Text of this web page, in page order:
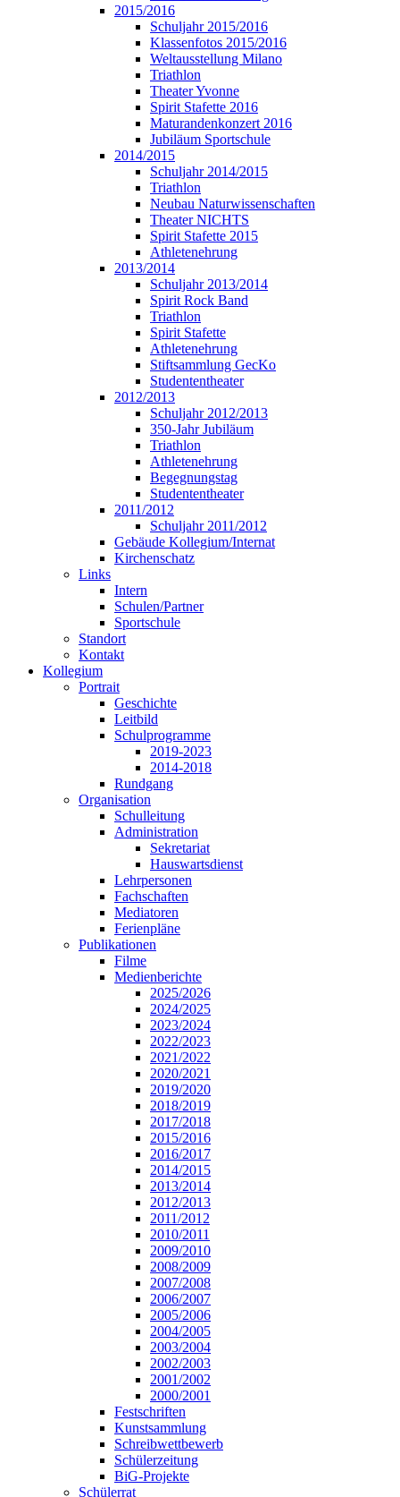
2015/2016
Schuljahr 2015/2016
Klassenfotos 2015/2016
Weltausstellung Milano
Triathlon
Theater Yvonne
Spirit Stafette 2016
Maturandenkonzert 2016
Jubiläum Sportschule
2014/2015
Schuljahr 2014/2015
Triathlon
Neubau Naturwissenschaften
Theater NICHTS
Spirit Stafette 2015
Athletenehrung
2013/2014
Schuljahr 2013/2014
Spirit Rock Band
Triathlon
Spirit Stafette
Athletenehrung
Stiftsammlung GecKo
Studententheater
2012/2013
Schuljahr 2012/2013
350-Jahr Jubiläum
Triathlon
Athletenehrung
Begegnungstag
Studententheater
2011/2012
Schuljahr 2011/2012
Gebäude Kollegium/Internat
Kirchenschatz
Links
Intern
Schulen/Partner
Sportschule
Standort
Kontakt
Kollegium
Portrait
Geschichte
Leitbild
Schulprogramme
2019-2023
2014-2018
Rundgang
Organisation
Schulleitung
Administration
Sekretariat
Hauswartsdienst
Lehrpersonen
Fachschaften
Mediatoren
Ferienpläne
Publikationen
Filme
Medienberichte
2025/2026
2024/2025
2023/2024
2022/2023
2021/2022
2020/2021
2019/2020
2018/2019
2017/2018
2015/2016
2016/2017
2014/2015
2013/2014
2012/2013
2011/2012
2010/2011
2009/2010
2008/2009
2007/2008
2006/2007
2005/2006
2004/2005
2003/2004
2002/2003
2001/2002
2000/2001
Festschriften
Kunstsammlung
Schreibwettbewerb
Schülerzeitung
BiG-Projekte
Schülerrat